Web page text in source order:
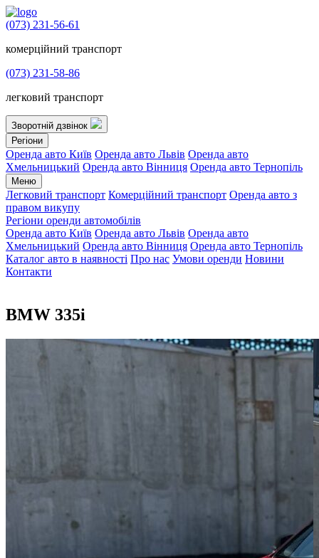
(073) 231-56-61
комерційний транспорт
(073) 231-58-86
легковий транспорт
Зворотній дзвінок
Регіони
Оренда авто Київ Оренда авто Львів Оренда авто
Хмельницький Оренда авто Вінниця Оренда авто Тернопіль
Меню
Легковий транспорт Комерційний транспорт Оренда авто з
правом викупу
Регіони оренди автомобілів
Оренда авто Київ Оренда авто Львів Оренда авто
Хмельницький Оренда авто Вінниця Оренда авто Тернопіль
Каталог авто в наявності Про нас Умови оренди Новини
Контакти
BMW 335i